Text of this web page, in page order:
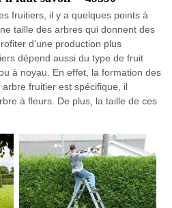
fruitiers, il y a quelques points à
taille des arbres qui donnent des
d’une production plus
dépend aussi du type de fruit
à noyau. En effet, la formation des
fruitier est spécifique, il
à fleurs. De plus, la taille de ces